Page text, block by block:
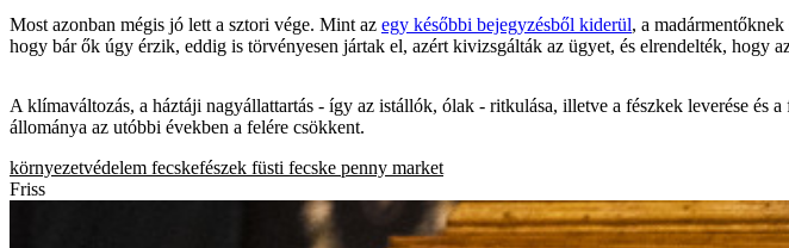
Most azonban mégis jó lett a sztori vége. Mint az egy későbbi bejegyzésből kiderül, a
hogy bár ők úgy érzik, eddig is törvényesen jártak el, azért kivizsgálták az ügyet, és elrendelték, hogy
A klímaváltozás, a háztáji nagyállattartás - így az istállók, ólak - ritkulása, illetve a fészkek leverése és
állománya az utóbbi években a felére csökkent.
környezetvédelem fecskefészek füsti fecske penny market
Friss